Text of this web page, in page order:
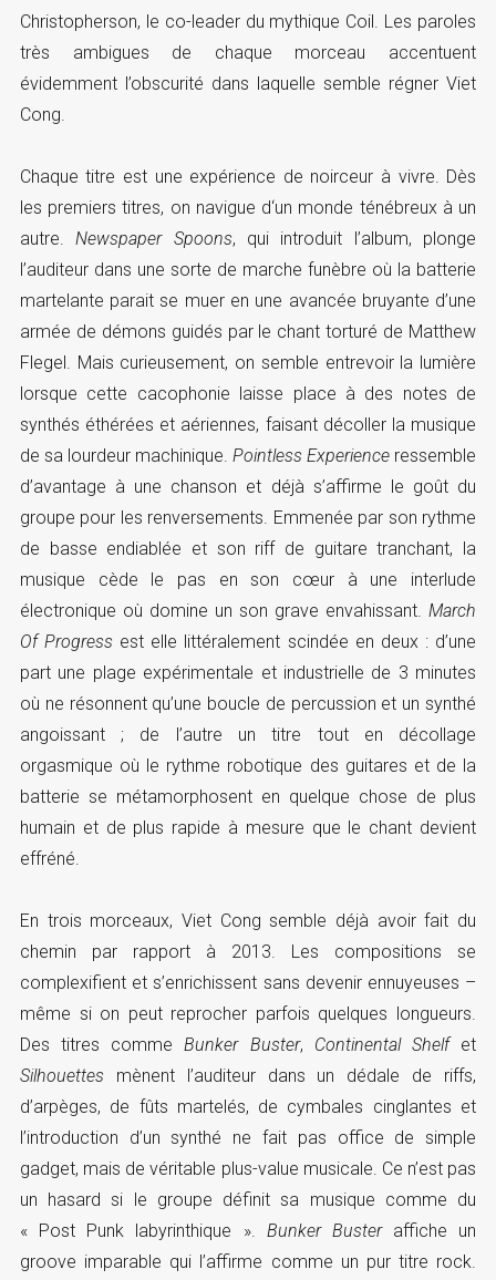
Christopherson, le co-leader du mythique Coil. Les paroles
très ambigues de chaque morceau accentuent
évidemment l’obscurité dans laquelle semble régner Viet
Cong.
Chaque titre est une expérience de noirceur à vivre. Dès
les premiers titres, on navigue d‘un monde ténébreux à un
autre.Newspaper Spoons, qui introduit l’album, plonge
l’auditeur dans une sorte de marche funèbre où la batterie
martelante parait se muer en une avancée bruyante d’une
armée de démons guidés par le chant torturé de Matthew
Flegel. Mais curieusement, on semble entrevoir la lumière
lorsque cette cacophonie laisse place à des notes de
synthés éthérées et aériennes, faisant décoller la musique
de sa lourdeur machinique.Pointless Experience ressemble
d’avantage à une chanson et déjà s’affirme le goût du
groupe pour les renversements. Emmenée par son rythme
de basse endiablée et son riff de guitare tranchant, la
musique cède le pas en son cœur à une interlude
électronique où domine un son grave envahissant.March
Of Progress est elle littéralement scindée en deux : d’une
part une plage expérimentale et industrielle de 3 minutes
où ne résonnent qu’une boucle de percussion et un synthé
angoissant ; de l’autre un titre tout en décollage
orgasmique où le rythme robotique des guitares et de la
batterie se métamorphosent en quelque chose de plus
humain et de plus rapide à mesure que le chant devient
effréné.
En trois morceaux, Viet Cong semble déjà avoir fait du
chemin par rapport à 2013. Les compositions se
complexifient et s’enrichissent sans devenir ennuyeuses –
même si on peut reprocher parfois quelques longueurs.
Des titres commeBunker Buster, Continental Shelfet
Silhouettes mènent l’auditeur dans un dédale de riffs,
d’arpèges, de fûts martelés, de cymbales cinglantes et
l’introduction d’un synthé ne fait pas office de simple
gadget, mais de véritable plus-value musicale. Ce n’est pas
un hasard si le groupe définit sa musique comme du
« Post Punk labyrinthique ». Bunker Busteraffiche un
groove imparable qui l’affirme comme un pur titre rock.